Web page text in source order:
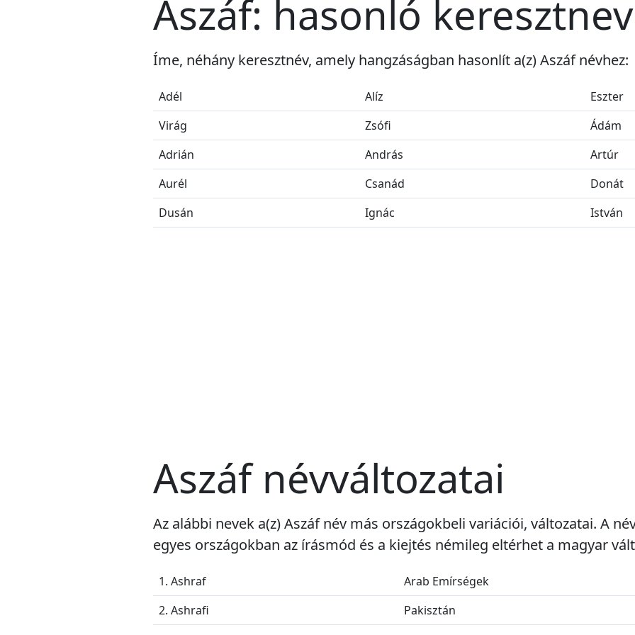
Aszáf: hasonló
Íme, néhány keresztnév, amely hangzáságban hasonlít a(z) Aszáf névhez:
Adél Alíz
Eszter
Virág
Zsófi
Ádám
Adrián
András
Artúr
Aurél
Csanád
Donát
Dusán
Ignác István
Aszáf névváltozatai
Az alábbi nevek a(z) Aszáf név más országokbeli variációi, változatai. A
egyes országokban az írásmód és a kiejtés némileg eltérhet a magyar
1. Ashraf
Arab Emírségek
2. Ashrafi
Pakisztán